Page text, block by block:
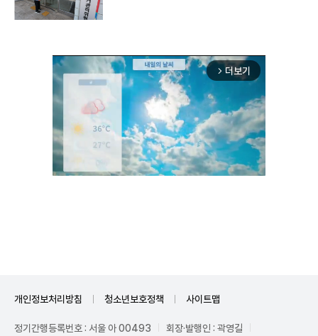
arrow_forward_ios 더보기
개인정보처리방침 청소년보호정책 사이트맵
정기간행등록번호 : 서울 아 00493 회장·발행인 : 곽영길